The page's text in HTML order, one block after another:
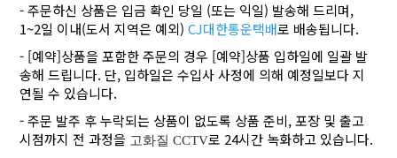
- 주문하신 상품은 입금 확인 당일 (또는 익일) 발송해 드리며,
1~2일 이내(도서 지역은 예외)CJ대한통운택배로 배송됩니다.
- [예약]상품을 포함한 주문의 경우 [예약]상품 입하일에 일괄 발
송해 드립니다. 단, 입하일은 수입사 사정에 의해 예정일보다 지
연될 수 있습니다.
- 주문 발주 후 누락되는 상품이 없도록 상품 준비, 포장 및 출고
시점까지 전 과정을 고화질 CCTV로 24시간 녹화하고 있습니다.